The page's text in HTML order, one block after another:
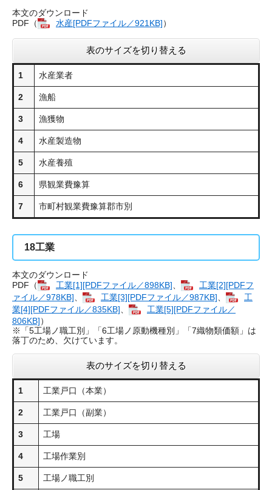
本文のダウンロード
PDF（
水産[PDFファイル／921KB]）
表のサイズを切り替える
1 水産業者
2 漁船
3 漁獲物
4 水産製造物
5 水産養殖
6 県観業費豫算
7 市町村観業費豫算郡市別
18工業
本文のダウンロード
PDF（
工業[1][PDFファイル／898KB]
工業[2][PDFフ
ァイル／978KB]
工業[3][PDFファイル／987KB]
工
業[4][PDFファイル／835KB]
工業[5][PDFファイル／
806KB]）
※「5工場ノ職工別」「6工場ノ原動機種別」「7織物類価額」は
落丁のため、欠けています。
表のサイズを切り替える
1 工業戸口（本業）
2 工業戸口（副業）
3 工場
4 工場作業別
5 工場ノ職工別